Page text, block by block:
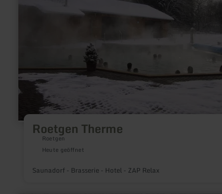
Roetgen Therme
Roetgen
Heute geöffnet
Saunadorf - Brasserie - Hotel - ZAP Relax